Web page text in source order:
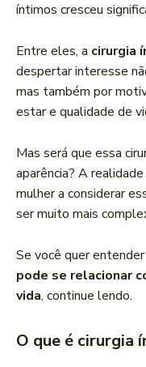
íntimos cresceu
Entre eles, a cirurgia
despertar interesse
mas também por
estar e qualidade de
Mas será que essa
aparência? A
mulher a considerar
ser muito mais
Se você quer entender
pode se relacionar
vida, continue lendo.
O que é cirurgia